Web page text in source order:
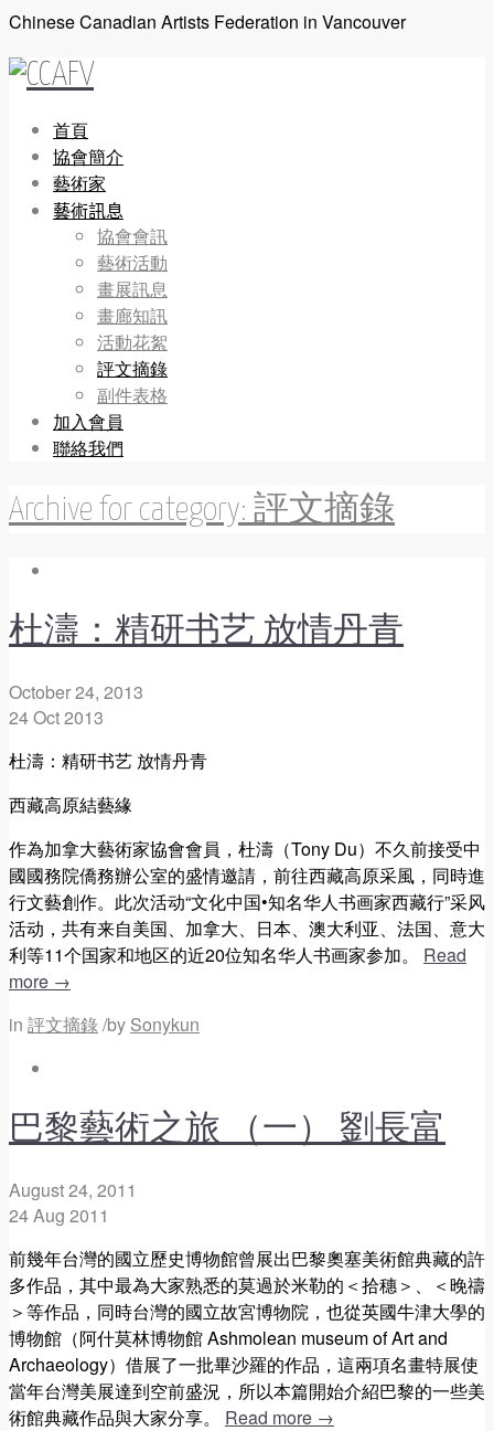
Chinese Canadian Artists Federation in Vancouver
首頁
協會簡介
藝術家
藝術訊息
協會會訊
藝術活動
畫展訊息
畫廊知訊
活動花絮
評文摘錄
副件表格
加入會員
聯絡我們
Archive for category: 評文摘錄
杜濤：精研书艺 放情丹青
October 24, 2013
24Oct2013
杜濤：精研书艺 放情丹青
西藏高原結藝緣
作為加拿大藝術家協會會員，杜濤（Tony Du）不久前接受中
國國務院僑務辦公室的盛情邀請，前往西藏高原采風，同時進
行文藝創作。此次活动“文化中国•知名华人书画家西藏行”采风
活动，共有来自美国、加拿大、日本、澳大利亚、法国、意大
利等11个国家和地区的近20位知名华人书画家参加。 Read
more →
in 評文摘錄/by Sonykun
巴黎藝術之旅 （一） 劉長富
August 24, 2011
24Aug 2011
前幾年台灣的國立歷史博物館曾展出巴黎奧塞美術館典藏的許
多作品，其中最為大家熟悉的莫過於米勒的＜拾穗＞、＜晚禱
＞等作品，同時台灣的國立故宮博物院，也從英國牛津大學的
博物館（阿什莫林博物館 Ashmolean museum of Art and
Archaeology）借展了一批畢沙羅的作品，這兩項名畫特展使
當年台灣美展達到空前盛況，所以本篇開始介紹巴黎的一些美
術館典藏作品與大家分享。 Read more →